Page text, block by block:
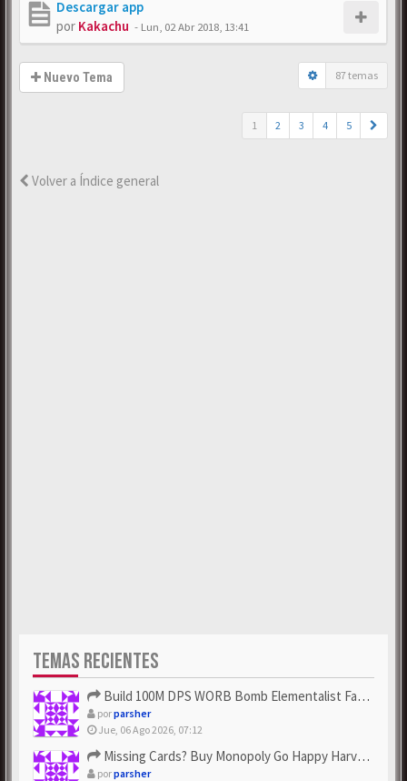
Descargar app
por Kakachu - Lun, 02 Abr 2018, 13:41
Nuevo Tema 87 temas
1 2 3 4 5
Volver a Índice general
TEMAS RECIENTES
Build 100M DPS WORB Bomb Elementalist Fast - Grab POE Curren...
porparsher
Jue, 06 Ago 2026, 07:12
Missing Cards? Buy Monopoly Go Happy Harvest with Looney Tun...
porparsher